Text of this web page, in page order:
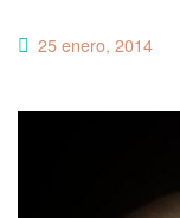
25 enero, 2014